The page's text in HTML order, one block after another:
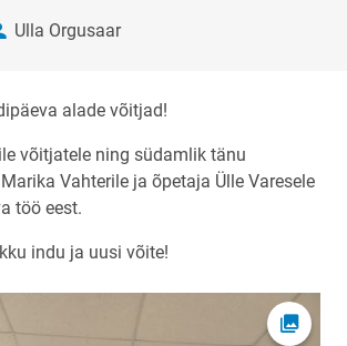
Ulla Orgusaar
alade võitjad!
võitjatele ning südamlik tänu
Vahterile ja õpetaja Ülle Varesele
töö eest.
indu ja uusi võite!
Ava